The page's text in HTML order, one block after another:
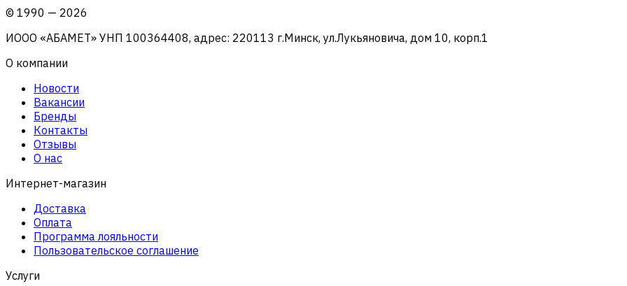
© 1990 — 2026
ИООО «АБАМЕТ» УНП 100364408, адрес: 220113 г.Минск, ул.Лукьяновича, дом 10, корп.1
О компании
Новости
Вакансии
Бренды
Контакты
Отзывы
О нас
Интернет-магазин
Доставка
Оплата
Программа лояльности
Пользовательское соглашение
Услуги